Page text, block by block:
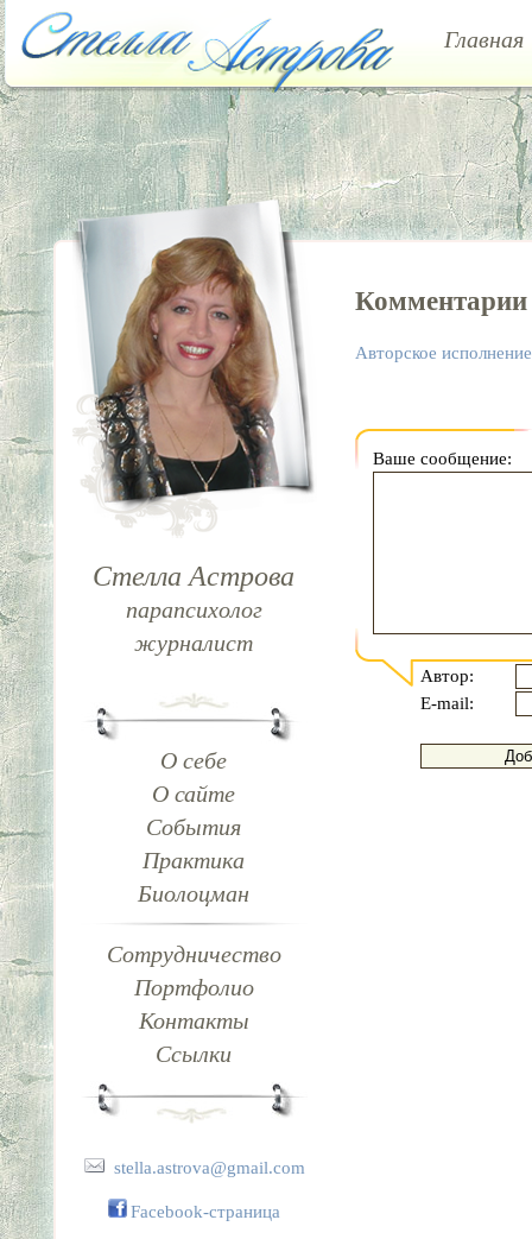
Главная
Стелла Астрова
парапсихолог
журналист
О себе
О сайте
События
Практика
Биолоцман
Сотрудничество
Портфолио
Контакты
Ссылки
stella.astrova@gmail.com
Facebook-страница
Комментарии
Авторское
Ваше сообщение:
Автор:
E-mail: